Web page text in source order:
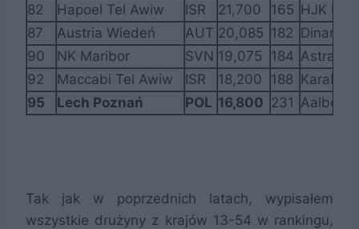
82
Hapoel Tel Awiw ISR 21,700 165 HJK
87
Austria Wiedeń AUT 20,085 182 Dinamo
90
NK Maribor SVN 19,075 184 Astra
92
Maccabi Tel Awiw ISR 18,200 188
95
Lech Poznań POL 16,800 231 Aalborg
Tak jak w poprzednich latach, wypisałem
wszystkie drużyny z krajów 13-54 w rankingu,